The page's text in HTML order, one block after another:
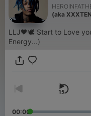
(aka
LLJ🖤🕊 Start to Love
Energy...)
00:00